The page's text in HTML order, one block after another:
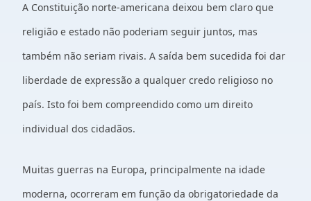
A Constituição norte-americana deixou bem claro que
religião e estado não poderiam seguir juntos, mas
também não seriam rivais. A saída bem sucedida foi dar
liberdade de expressão a qualquer credo religioso no
país. Isto foi bem compreendido como um direito
individual dos cidadãos.
Muitas guerras na Europa, principalmente na idade
moderna, ocorreram em função da obrigatoriedade da